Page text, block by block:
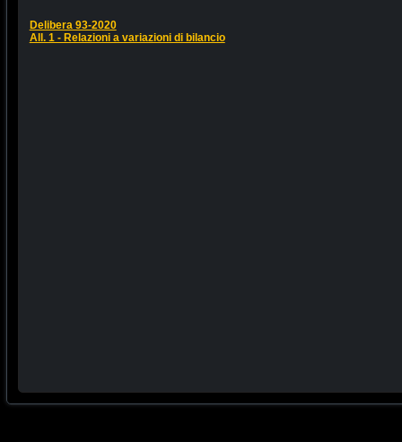
Delibera 93-2020
All. 1 - Relazioni a variazioni di bilancio